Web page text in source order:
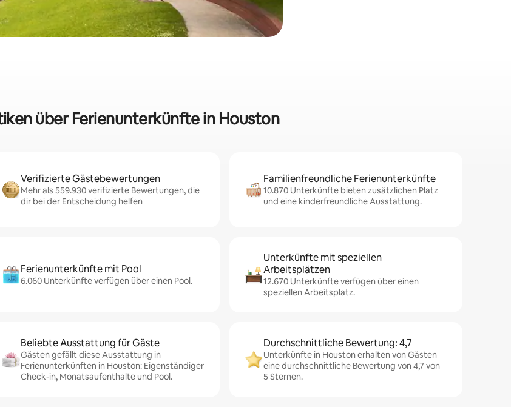
über Ferienunterkünfte in Houston
Verifizierte Gästebewertungen
Mehr als 559.930 verifizierte Bewertungen, die
dir bei der Entscheidung helfen
Familienfreundliche Ferienunterkünfte
10.870 Unterkünfte bieten zusätzlichen Platz
und eine kinderfreundliche Ausstattung.
Ferienunterkünfte mit Pool
6.060 Unterkünfte verfügen über einen Pool.
Unterkünfte mit speziellen
Arbeitsplätzen
12.670 Unterkünfte verfügen über einen
speziellen Arbeitsplatz.
Beliebte Ausstattung für Gäste
Gästen gefällt diese Ausstattung in
Ferienunterkünften in Houston: Eigenständiger
Check-in, Monatsaufenthalte und Pool.
Durchschnittliche Bewertung: 4,7
Unterkünfte in Houston erhalten von Gästen
eine durchschnittliche Bewertung von 4,7 von
5 Sternen.